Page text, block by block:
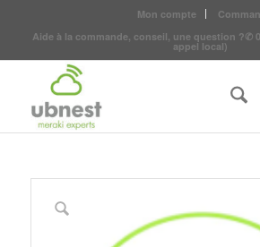
Mon compte
Aide à la commande, conseil, une question ?✆
appel local)